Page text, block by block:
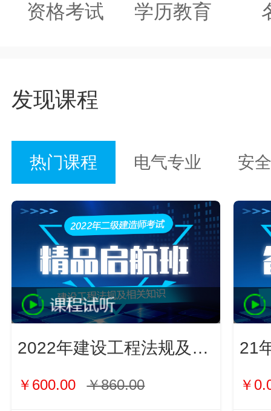
资格考试 学历教育
发现课程
热门课程 电气专业 安
2022年建设工程法规及相关知识
￥600.00 ￥860.00
21
￥